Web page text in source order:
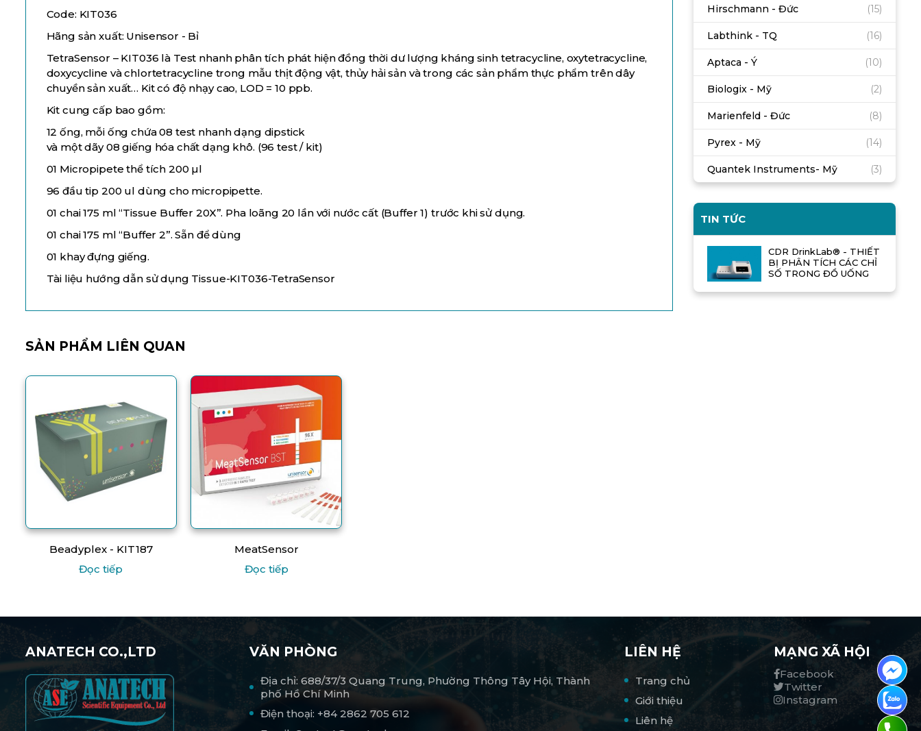
Code: KIT036
Hãng sản xuất: Unisensor - Bỉ
TetraSensor – KIT036 là Test nhanh phân tích phát hiện đồng thời dư lượng kháng sinh tetracycline, oxytetracycline,
doxycycline và chlortetracycline trong mẫu thịt động vật, thủy hải sản và trong các sản phẩm thực phẩm trên dây
chuyền sản xuất… Kit có độ nhạy cao, LOD = 10 ppb.
Kit cung cấp bao gồm:
12 ống, mỗi ống chứa 08 test nhanh dạng dipstick
và một dãy 08 giếng hóa chất dạng khô. (96 test / kit)
01 Micropipete thể tích 200 µl
96 đầu tip 200 ul dùng cho micropipette.
01 chai 175 ml “Tissue Buffer 20X”. Pha loãng 20 lần với nước cất (Buffer 1) trước khi sử dụng.
01 chai 175 ml “Buffer 2”. Sẵn để dùng
01 khay đựng giếng.
Tài liệu hướng dẫn sử dụng Tissue-KIT036-TetraSensor
SẢN PHẨM LIÊN QUAN
Beadyplex - KIT187
Đọc tiếp
MeatSensor
Đọc tiếp
Hirschmann - Đức (15)
Labthink - TQ (16)
Aptaca - Ý (10)
Biologix - Mỹ (2)
Marienfeld - Đức (8)
Pyrex - Mỹ (14)
Quantek Instruments- Mỹ (3)
TIN TỨC
CDR DrinkLab® - THIẾT
BỊ PHÂN TÍCH CÁC CHỈ
SỐ TRONG ĐỒ UỐNG
ANATECH CO.,LTD VĂN PHÒNG
Địa chỉ: 688/37/3 Quang Trung, Phường Thông Tây Hội, Thành
phố Hồ Chí Minh
Điện thoại: +84 2862 705 612
LIÊN HỆ
Trang chủ
Giới thiệu
Liên hệ
MẠNG XÃ HỘI
Facebook
Twitter
Instagram